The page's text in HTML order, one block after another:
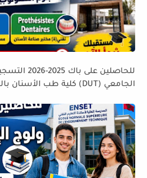
للحاصلين
الجامعي (DUT) كلية طب الأسنان بالرباط 2026